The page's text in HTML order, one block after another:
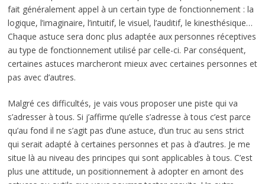
fait généralement appel à un certain type de fonctionnement : la
logique, l’imaginaire, l’intuitif, le visuel, l’auditif, le kinesthésique…
Chaque astuce sera donc plus adaptée aux personnes réceptives
au type de fonctionnement utilisé par celle-ci. Par conséquent,
certaines astuces marcheront mieux avec certaines personnes et
pas avec d’autres.
Malgré ces difficultés, je vais vous proposer une piste qui va
s’adresser à tous. Si j’affirme qu’elle s’adresse à tous c’est parce
qu’au fond il ne s’agit pas d’une astuce, d’un truc au sens strict
qui serait adapté à certaines personnes et pas à d’autres. Je me
situe là au niveau des principes qui sont applicables à tous. C’est
plus une attitude, un positionnement à adopter en amont des